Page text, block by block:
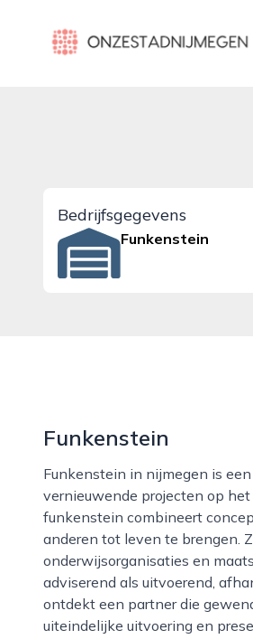
onzestadnijmegen.nl
Bedrijfsgegevens
Funkenstein
Funkenstein
Funkenstein in nijmegen is een creatief bedrijf dat zich richt op het ontwikkelen en begeleiden van
vernieuwende projecten op
funkenstein combineert
anderen tot leven te brengen.
onderwijsorganisaties en
adviserend als uitvoerend,
ontdekt een partner die
uiteindelijke uitvoering en